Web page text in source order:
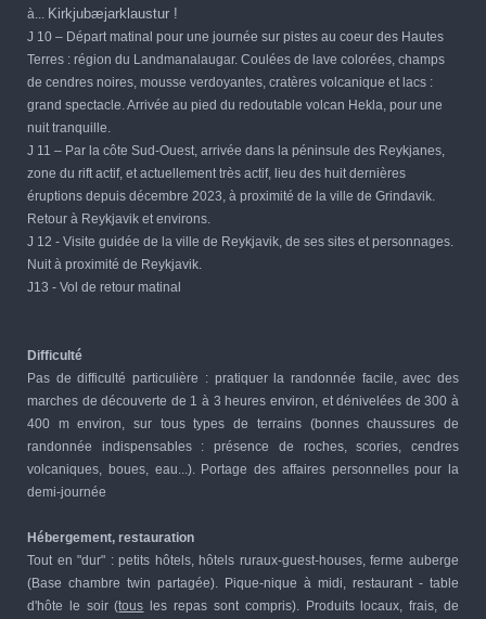
à... Kirkjubæjarklaustur !
J 10 – Départ matinal pour une journée sur pistes au coeur des Hautes
Terres : région du Landmanalaugar. Coulées de lave colorées, champs
de cendres noires, mousse verdoyantes, cratères volcanique et lacs :
grand spectacle. Arrivée au pied du redoutable volcan Hekla, pour une
nuit tranquille.
J 11 – Par la côte Sud-Ouest, arrivée dans la péninsule des Reykjanes,
zone du rift actif, et actuellement très actif, lieu des huit dernières
éruptions depuis décembre 2023, à proximité de la ville de Grindavik.
Retour à Reykjavik et environs.
J 12 - Visite guidée de la ville de Reykjavik, de ses sites et personnages.
Nuit à proximité de Reykjavik.
J13 - Vol de retour matinal
Difficulté
Pas de difficulté particulière : pratiquer la randonnée facile, avec des
marches de découverte de 1 à 3 heures environ, et dénivelées de 300 à
400 m environ, sur tous types de terrains (bonnes chaussures de
randonnée indispensables : présence de roches, scories, cendres
volcaniques, boues, eau...). Portage des affaires personnelles pour la
demi-journée
Hébergement, restauration
Tout en "dur" : petits hôtels, hôtels ruraux-guest-houses, ferme auberge
(Base chambre twin partagée). Pique-nique à midi, restaurant - table
d'hôte le soir (tous les repas sont compris). Produits locaux, frais, de